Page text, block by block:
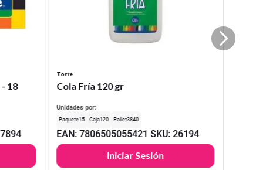
18
Torre
Cola Fría 120 gr
Unidades por:
15 120 3840
EAN:7806505055421 SKU:26194
Iniciar Sesión